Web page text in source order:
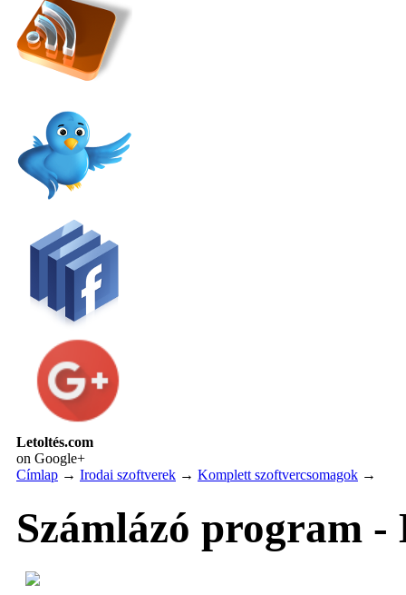
Letoltés.com
on Google+
Címlap → Irodai szoftverek → Komplett szoftvercsomagok →
Számlázó program -